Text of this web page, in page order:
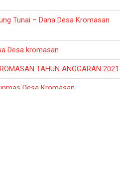
Tunai – Dana Desa Kromasan
Desa kromasan
TAHUN ANGGARAN 2021
Desa Kromasan